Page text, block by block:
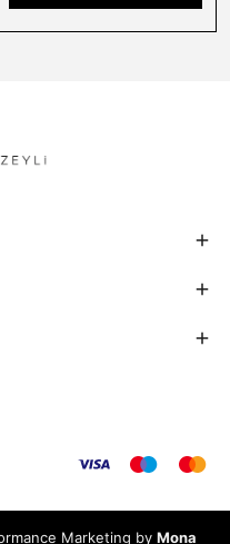
Marketing by Mona